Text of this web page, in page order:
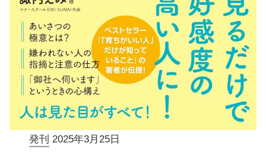
発刊 2025年3月25日